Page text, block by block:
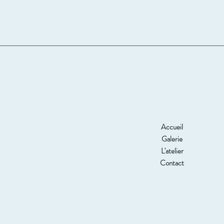
Accueil
Galerie
L'atelier
Contact